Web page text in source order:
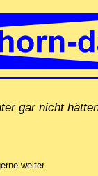
gar nicht
weiterdirekt vor
.